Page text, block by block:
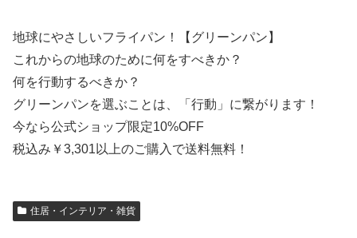
地球にやさしいフライパン！【グリーンパン】
これからの地球のために何をすべきか？
何を行動するべきか？
グリーンパンを選ぶことは、「行動」に繋がります！
今なら公式ショップ限定10%OFF
税込み￥3,301以上のご購入で送料無料！
住居・インテリア・雑貨